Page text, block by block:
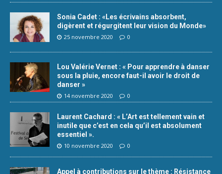
Sonia Cadet : «Les écrivains absorbent,
digèrent et régurgitent leur vision du Monde»
25 novembre 2020 0
Lou Valérie Vernet : « Pour apprendre à danser
sous la pluie, encore faut-il avoir le droit de
danser »
14 novembre 2020 0
Laurent Cachard : « L’Art est tellement vain et
inutile que c’est en cela qu’il est absolument
essentiel ».
10 novembre 2020 0
Appel à contributions sur le thème : Résistance